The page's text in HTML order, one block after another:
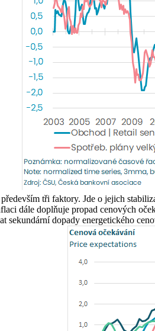
tři faktory. Jde o jejich
dále doplňuje propad cenových
sekundární dopady energetického